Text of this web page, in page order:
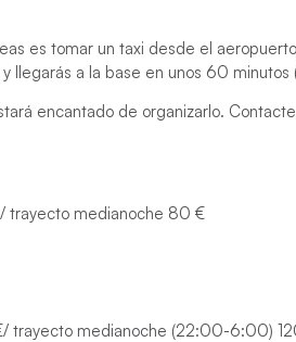
es tomar un taxi desde el
llegarás a la base en unos 60
encantado de organizarlo.
trayecto medianoche 80 €
trayecto medianoche (22:00-6:00)